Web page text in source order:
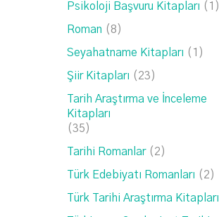
Psikoloji Başvuru Kitapları (1)
Roman (8)
Seyahatname Kitapları (1)
Şiir Kitapları (23)
Tarih Araştırma ve İnceleme
Kitapları
(35)
Tarihi Romanlar (2)
Türk Edebiyatı Romanları (2)
Türk Tarihi Araştırma Kitapları